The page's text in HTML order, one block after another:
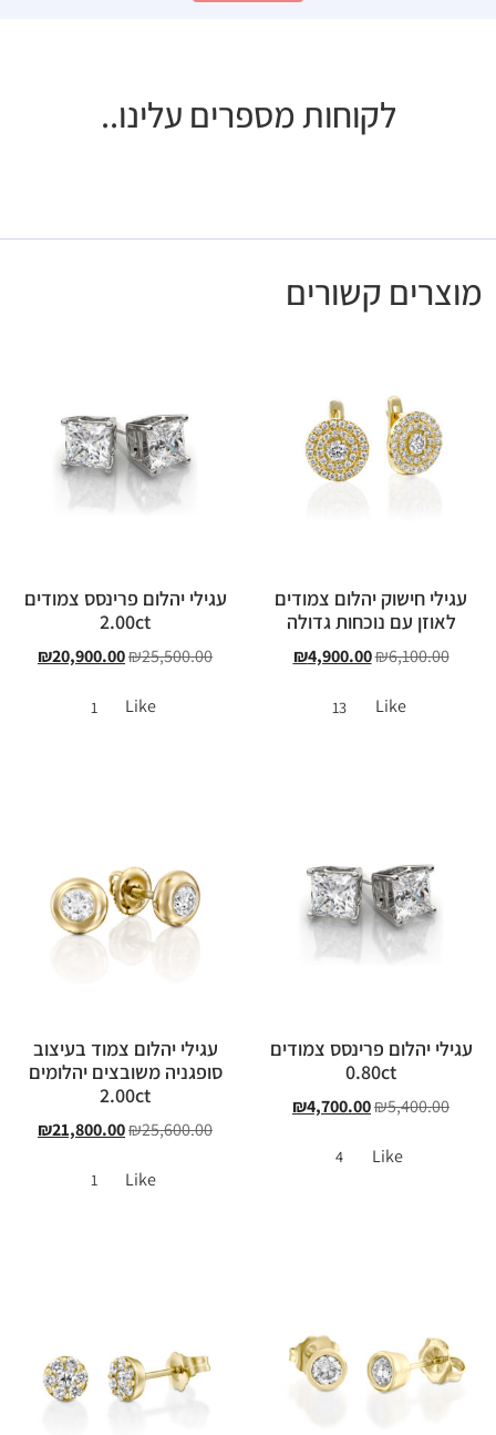
לקוחות מספרים עלינו..
מוצרים קשורים
עגילי חישוק יהלום צמודים
לאוזן עם נוכחות גדולה
₪6,100.00
₪4,900.00
Like
13
עגילי יהלום פרינסס צמודים
2.00ct
₪25,500.00
₪20,900.00
Like
1
עגילי יהלום פרינסס צמודים
0.80ct
₪5,400.00
₪4,700.00
Like
4
עגילי יהלום צמוד בעיצוב
סופגניה משובצים יהלומים
2.00ct
₪25,600.00
₪21,800.00
Like
1